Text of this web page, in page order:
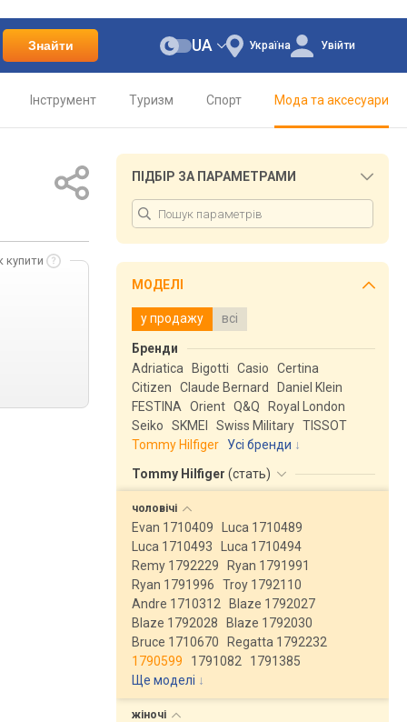
Знайти Україна
UA Увійти
Інструмент Туризм Спорт Мода та аксесуари
купити
ПІДБІР ЗА ПАРАМЕТРАМИ
МОДЕЛІ
у продажу всі
Бренди
Adriatica
Bigotti Casio
Certina
Citizen
Claude Bernard
Daniel Klein
FESTINA
Orient Q&Q
Royal London
Seiko
SKMEI Swiss Military TISSOT
Tommy Hilfiger
Усі бренди
Tommy Hilfiger (стать)
чоловічі
Evan 1710409
Luca 1710489
Luca 1710493
Luca 1710494
Remy 1792229
Ryan 1791991
Ryan 1791996
Troy 1792110
Andre 1710312
Blaze 1792027
Blaze 1792028
Blaze 1792030
Bruce 1710670
Regatta 1792232
1790599
1791082
1791385
Ще моделі ↓
жіночі